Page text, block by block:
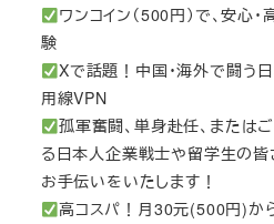
ワンコイン（500円）で、安心
験
Xで話題！中国・海外で闘う
用線VPN
孤軍奮闘、単身赴任、または
る日本人企業戦士や留学生の
お手伝いをいたします！
高コスパ！月30元(500円)か